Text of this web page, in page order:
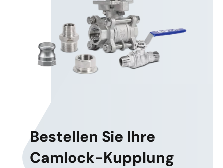
Bestellen Sie Ihre
Camlock-Kupplung